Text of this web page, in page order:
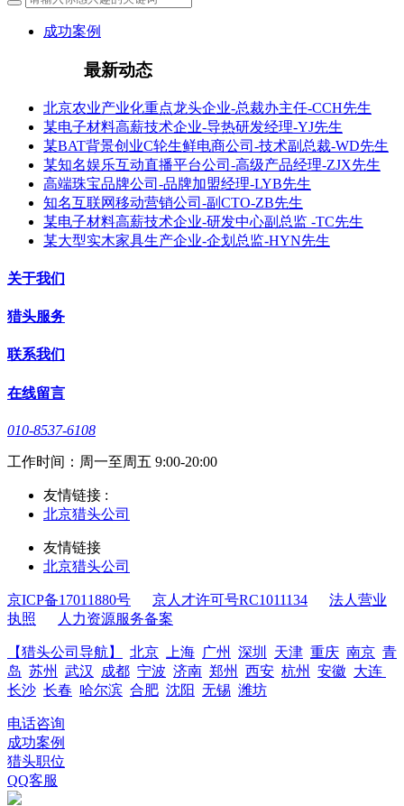
成功案例
最新动态
北京农业产业化重点龙头企业-总裁办主任-CCH先生
某电子材料高薪技术企业-导热研发经理-YJ先生
某BAT背景创业C轮生鲜电商公司-技术副总裁-WD先生
某知名娱乐互动直播平台公司-高级产品经理-ZJX先生
高端珠宝品牌公司-品牌加盟经理-LYB先生
知名互联网移动营销公司-副CTO-ZB先生
某电子材料高薪技术企业-研发中心副总监 -TC先生
某大型实木家具生产企业-企划总监-HYN先生
关于我们
猎头服务
联系我们
在线留言
010-8537-6108
工作时间：周一至周五 9:00-20:00
友情链接 :
北京猎头公司
友情链接
北京猎头公司
京ICP备17011880号 京人才许可号RC1011134
法人营业
执照
人力资源服务备案
【猎头公司导航】 北京 上海 广州 深圳 天津 重庆 南京 青
岛 苏州 武汉 成都 宁波 济南 郑州 西安 杭州 安徽 大连
长沙 长春 哈尔滨 合肥 沈阳 无锡 潍坊
电话咨询
成功案例
猎头职位
QQ客服